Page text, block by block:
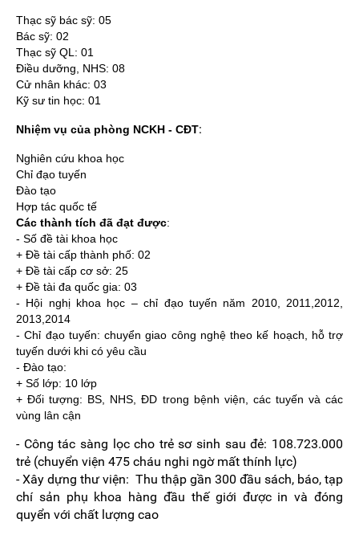
Thạc sỹ bác sỹ: 05
Bác sỹ: 02
Thạc sỹ QL: 01
Điều dưỡng, NHS: 08
Cử nhân khác: 03
Kỹ sư tin học: 01
Nhiệm vụ của phòng NCKH - CĐT:
Nghiên cứu khoa học
Chỉ đạo tuyến
Đào tạo
Hợp tác quốc tế
Các thành tích đã đạt được:
- Số đề tài khoa học
+ Đề tài cấp thành phố: 02
+ Đề tài cấp cơ sở: 25
+ Đề tài đa quốc gia: 03
- Hội nghị khoa học – chỉ đạo tuyến năm 2010, 2011,2012,
2013,2014
- Chỉ đạo tuyến: chuyển giao công nghệ theo kế hoạch, hỗ trợ
tuyến dưới khi có yêu cầu
- Đào tạo:
+ Số lớp: 10 lớp
+ Đối tượng: BS, NHS, ĐD trong bệnh viện, các tuyến và các
vùng lân cận
- Công tác sàng lọc cho trẻ sơ sinh sau đẻ: 108.723.000
trẻ (chuyển viện 475 cháu nghi ngờ mất thính lực)
- Xây dựng thư viện: Thu thập gần 300 đầu sách, báo, tạp
chí sản phụ khoa hàng đầu thế giới được in và đóng
quyển với chất lượng cao